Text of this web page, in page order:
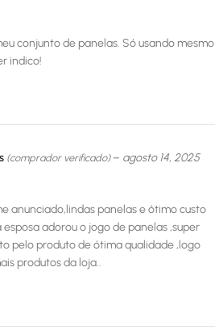
conjunto de panelas. Só usando mesmo
indico!
(comprador verificado) – agosto 14, 2025
anunciado,lindas panelas e ótimo custo
adorou o jogo de panelas ,super
pelo produto de ótima qualidade ,logo
produtos da loja..